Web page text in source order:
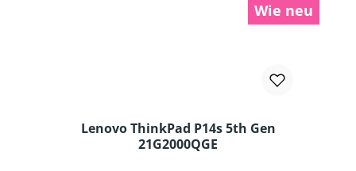
Wie neu
Lenovo ThinkPad P14s 5th Gen
21G2000QGE